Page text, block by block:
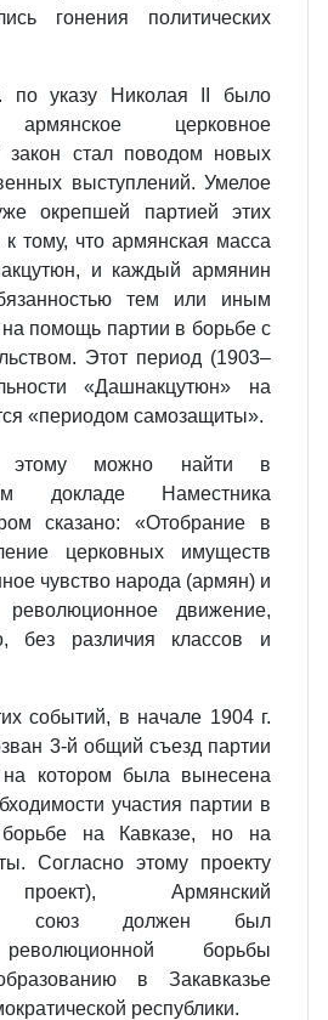
гонения политических
по указу Николая II было
армянское церковное
закон стал поводом новых
выступлений. Умелое
окрепшей партией этих
тому, что армянская масса
и каждый армянин
тем или иным
помощь партии в борьбе с
Этот период (1903–
«Дашнакцутюн» на
«периодом самозащиты».
этому можно найти в
докладе Наместника
сказано: «Отобрание в
церковных имуществ
чувство народа (армян) и
движение,
без различия классов и
событий, в начале 1904 г.
3-й общий съезд партии
котором была вынесена
участия партии в
на Кавказе, но на
Согласно этому проекту
проект), Армянский
союз должен был
борьбы
в Закавказье
республики.